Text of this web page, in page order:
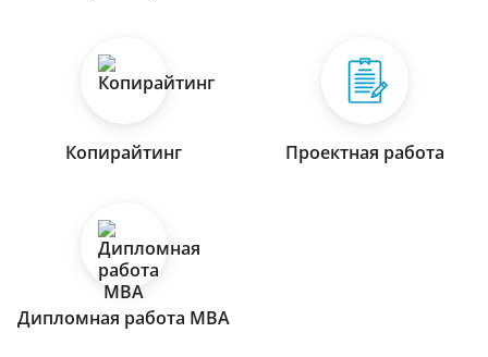
Копирайтинг Проектная работа
Дипломная работа МВА